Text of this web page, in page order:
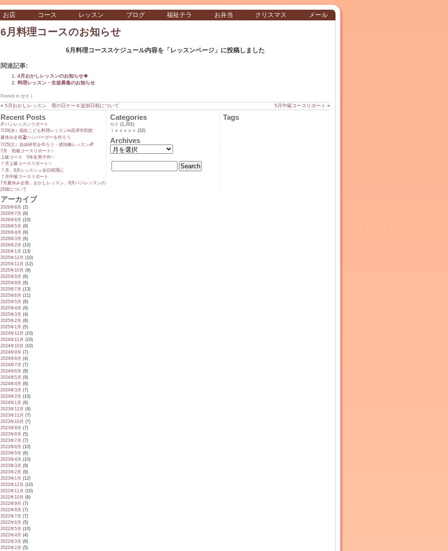
お店 コース レッスン ブログ 福祉テラ お弁当 クリスマス メール
6月料理コースのお知らせ
6月料理コーススケジュール内容を「レッスンページ」に投稿しました
関連記事:
4月おかしレッスンのお知らせ🍀
料理レッスン・生徒募集のお知らせ
Posted in セド
« 5月おかしレッスン 母の日ケーキ追加日程について 5月中級コースリポート »
Recent Posts
🥐パンレッスンリポート
7/29(水）福祉こども料理レッスンin高津市民館
夏休み企画🏖️ハンバーガーを作ろう
7/25(土）自由研究を作ろう・琥珀糖レッスン🌈
7月 初級コースリポート✨️
上級コース 5年生男子作✨️
７月上級コースリポート✨️
７月、8月レッスン→全日程🈵に
７月中級コースリポート
7月夏休み企画、おかしレッスン、8月パンレッスンの
詳細について
アーカイブ
2026年8月 (2)
2026年7月 (8)
2026年6月 (10)
2026年5月 (8)
2026年4月 (9)
2026年3月 (6)
2026年2月 (10)
2026年1月 (13)
2025年12月 (10)
2025年11月 (12)
2025年10月 (9)
2025年9月 (8)
2025年8月 (6)
2025年7月 (13)
2025年6月 (11)
2025年5月 (8)
2025年4月 (9)
2025年3月 (4)
2025年2月 (8)
2025年1月 (5)
2024年12月 (10)
2024年11月 (10)
2024年10月 (10)
2024年9月 (7)
2024年8月 (4)
2024年7月 (7)
2024年6月 (8)
2024年5月 (9)
2024年4月 (8)
2024年3月 (7)
2024年2月 (10)
2024年1月 (6)
2023年12月 (9)
2023年11月 (7)
2023年10月 (7)
2023年9月 (7)
2023年8月 (5)
2023年7月 (7)
2023年6月 (10)
2023年5月 (6)
2023年4月 (10)
2023年3月 (9)
2023年2月 (9)
2023年1月 (12)
2022年12月 (10)
2022年11月 (10)
2022年10月 (8)
2022年9月 (7)
2022年8月 (7)
2022年7月 (7)
2022年6月 (5)
2022年5月 (10)
2022年4月 (4)
2022年3月 (8)
2022年2月 (5)
Categories
セド (1,201)
ｌｅｓｓｏｎ (32)
Archives
Tags